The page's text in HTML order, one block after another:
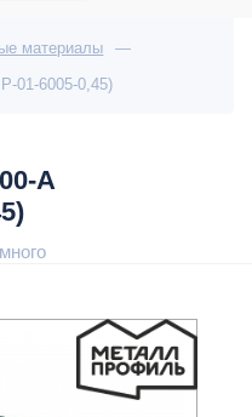
материалы
—
01-6005-0,45)
A